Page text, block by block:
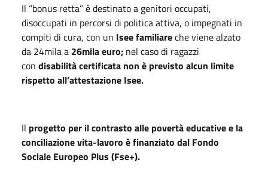
Il “bonus retta” è destinato a genitori occupati,
disoccupati in percorsi di politica attiva, o impegnati in
compiti di cura, con un Isee familiareche viene alzato
da 24mila a 26mila euro; nel caso di ragazzi
con disabilità certificata non è previsto alcun limite
rispetto all’attestazione Isee.
Il progetto per il contrasto alle povertà educative e la
conciliazione vita-lavoro è finanziato dal Fondo
Sociale Europeo Plus (Fse+).